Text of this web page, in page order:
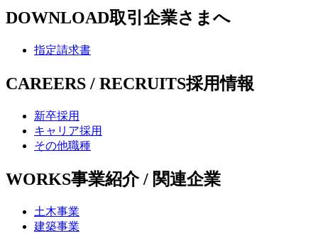
DOWNLOAD取引企業さまへ
指定請求書
CAREERS / RECRUITS採用情報
新卒採用
キャリア採用
その他職種
WORKS事業紹介 / 関連企業
土木事業
建築事業